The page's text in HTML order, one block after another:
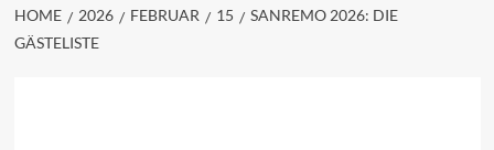
HOME 2026 FEBRUAR 15
SANREMO 2026: DIE
GÄSTELISTE